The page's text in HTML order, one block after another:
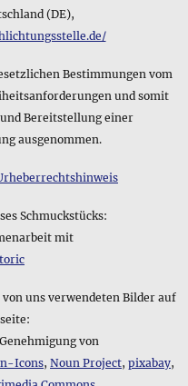
(DE),
Bestimmungen vom
und somit
Bereitstellung einer
ausgenommen.
Schmuckstücks:
mit
uns verwendeten Bilder auf
von
Icons, Noun Project, pixabay,